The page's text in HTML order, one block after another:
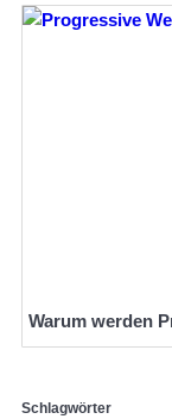
Warum werden
Schlagwörter